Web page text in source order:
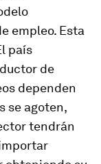
empleo. Esta
país
de
dependen
se agoten,
tendrán